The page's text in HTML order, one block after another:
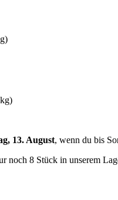
13. August, wenn du bis
noch 8 Stück in unserem